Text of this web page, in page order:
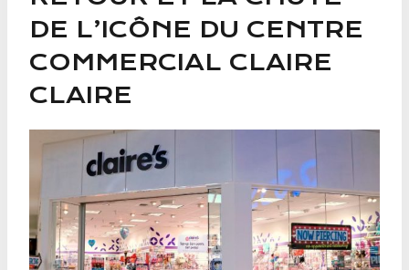
DE L’ICÔNE DU CENTRE
COMMERCIAL CLAIRE
CLAIRE